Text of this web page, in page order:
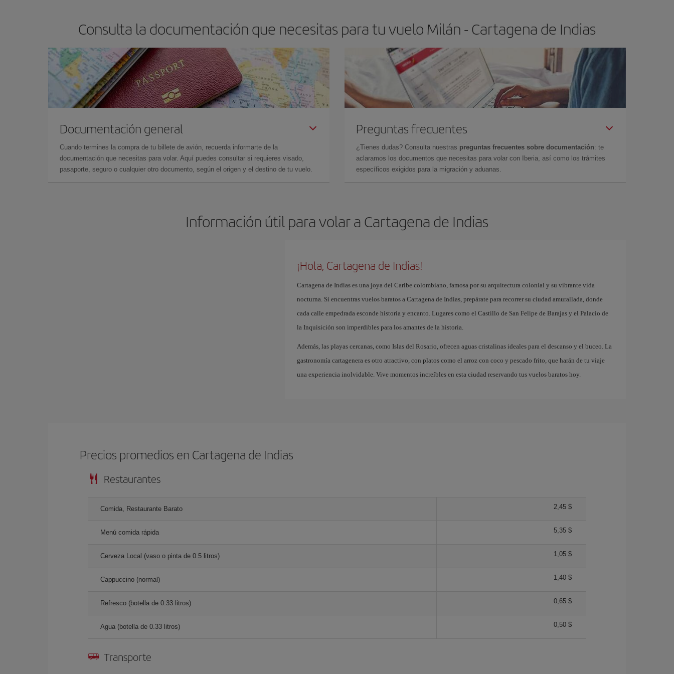
Consulta la documentación que necesitas para tu vuelo Milán - Cartagena de Indias
Documentación general
Cuando termines la compra de tu billete de avión, recuerda informarte de la
documentación que necesitas para volar. Aquí puedes consultar si requieres visado,
pasaporte, seguro o cualquier otro documento, según el origen y el destino de tu vuelo.
Preguntas frecuentes
¿Tienes dudas? Consulta nuestras preguntas frecuentes sobre documentación: te
aclaramos los documentos que necesitas para volar con Iberia, así como los trámites
específicos exigidos para la migración y aduanas.
Información útil para volar a Cartagena de Indias
¡Hola, Cartagena de Indias!
Cartagena de Indias es una joya del Caribe colombiano, famosa por su arquitectura colonial y su vibrante vida
nocturna. Si encuentras vuelos baratos a Cartagena de Indias, prepárate para recorrer su ciudad amurallada, donde
cada calle empedrada esconde historia y encanto. Lugares como el Castillo de San Felipe de Barajas y el Palacio de
la Inquisición son imperdibles para los amantes de la historia.
Además, las playas cercanas, como Islas del Rosario, ofrecen aguas cristalinas ideales para el descanso y el buceo. La
gastronomía cartagenera es otro atractivo, con platos como el arroz con coco y pescado frito, que harán de tu viaje
una experiencia inolvidable. Vive momentos increíbles en esta ciudad reservando tus vuelos baratos hoy.
Precios promedios en Cartagena de Indias
Restaurantes
Comida, Restaurante Barato 2,45 $
Menú comida rápida 5,35 $
Cerveza Local (vaso o pinta de 0.5 litros) 1,05 $
Cappuccino (normal) 1,40 $
Refresco (botella de 0.33 litros) 0,65 $
Agua (botella de 0.33 litros) 0,50 $
Transporte